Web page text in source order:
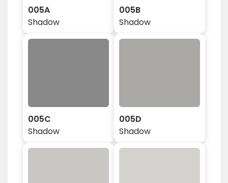
005A
Shadow
005B
Shadow
005C
Shadow
005D
Shadow